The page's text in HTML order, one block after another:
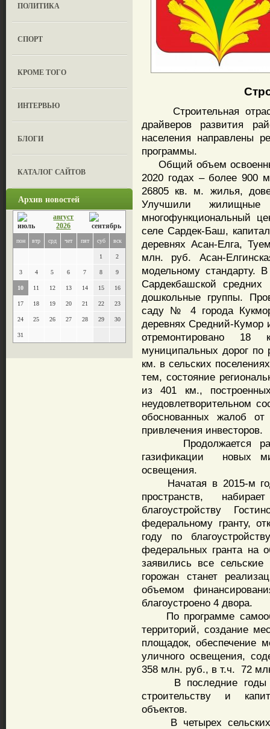
ПОЛИТИКА
СПОРТ
КРОМЕ ТОГО
ИНТЕРВЬЮ
БЛОГИ
КАТАЛОГ САЙТОВ
Архив новостей
август
2026
пон втр срд чет пят суб вск
1 2
3 4 5 6 7 8 9
10 11 12 13 14 15 16
17 18 19 20 21 22 23
24 25 26 27 28 29 30
31
Строительная
драйверов развития
населения направлены
программы.
Общий объем
2020 годах – более 900
26805 кв. м. жилья,
Улучшили
многофункциональный
селе Сардек-Баш,
деревнях Асан-Елга,
млн. руб. Асан-
модельному стандарту.
Сардекбашской средних
дошкольные группы.
саду № 4 города
деревнях Средний-Кумор
отремонтировано
муниципальных дорог по
км. в сельских
тем, состояние
из 401 км.,
неудовлетворительном
обоснованных жалоб
привлечения инвесторов.
Продолжается
газификации новых
освещения.
Начатая в 2015-м
пространств,
благоустройству
федеральному гранту,
году по
федеральных гранта на
заявились все
горожан станет
объемом
благоустроено 4 двора.
По программе
территорий, создание
площадок, обеспечение
уличного освещения,
358 млн. руб., в т.ч. 72
В последние годы
строительству и
объектов.
В четырех сельских